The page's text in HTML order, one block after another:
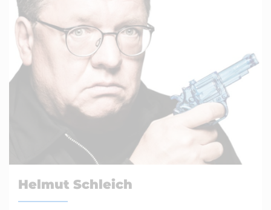
Helmut Schleich